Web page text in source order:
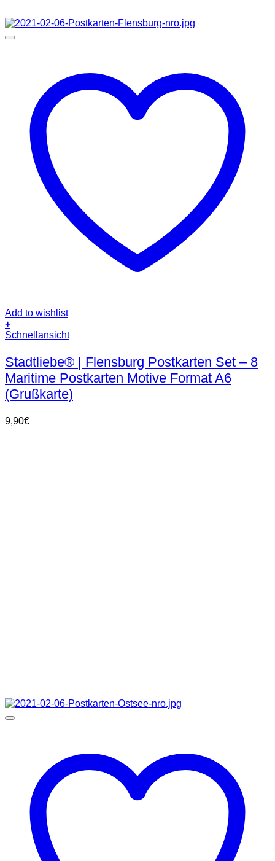
Add to wishlist
+
Schnellansicht
Stadtliebe® | Flensburg Postkarten Set – 8
Maritime Postkarten Motive Format A6
(Grußkarte)
9,90€